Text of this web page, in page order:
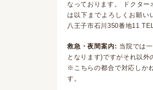
なっております。 ドクター
は以下までよろしくお願
八王子市石川350番地11
救急・夜間案内: 当院では
となります)ですがそれ以外
※こちらの都合で対応しか
す。